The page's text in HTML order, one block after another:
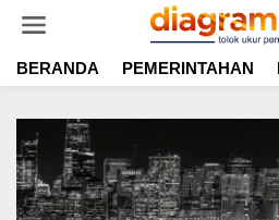
t
BERANDA PEMERINTAHAN